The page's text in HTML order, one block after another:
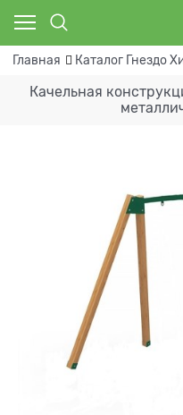
Главная Каталог Гнездо
Качельная